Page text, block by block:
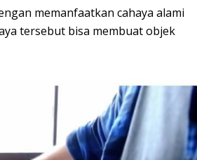
memanfaatkan cahaya alami
tersebut bisa membuat objek